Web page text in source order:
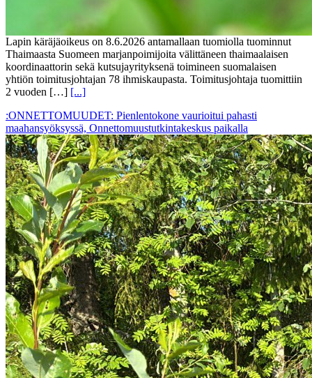
Lapin käräjäoikeus on 8.6.2026 antamallaan tuomiolla tuominnut
Thaimaasta Suomeen marjanpoimijoita välittäneen thaimaalaisen
koordinaattorin sekä kutsujayrityksenä toimineen suomalaisen
yhtiön toimitusjohtajan 78 ihmiskaupasta. Toimitusjohtaja tuomittiin
2 vuoden […] [...]
:ONNETTOMUUDET: Pienlentokone vaurioitui pahasti
maahansyöksyssä, Onnettomuustutkintakeskus paikalla